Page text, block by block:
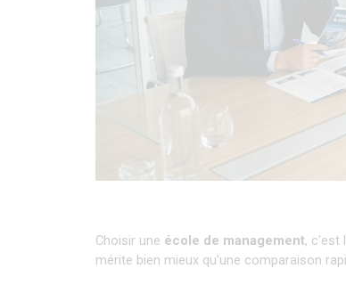
Choisir une école de management, c'est
mérite bien mieux qu'une comparaison